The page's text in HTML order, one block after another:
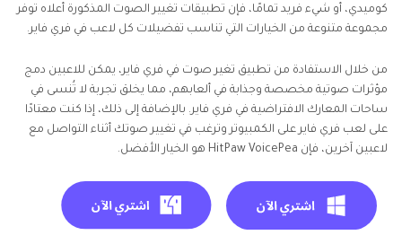
كوميدي، أو شيء فريد تمامًا، فإن تطبيقات تغيير الصوت المذكورة أعلاه توفر
مجموعة متنوعة من الخيارات التي تناسب تفضيلات كل لاعب في فري فاير.
من خلال الاستفادة من تطبيق تغير صوت في فري فاير، يمكن للاعبين دمج
مؤثرات صوتية مخصصة وجذابة في ألعابهم، مما يخلق تجربة لا تُنسى في
ساحات المعارك الافتراضية في فري فاير. بالإضافة إلى ذلك، إذا كنت معتادًا
على لعب فري فاير على الكمبيوتر وترغب في تغيير صوتك أثناء التواصل مع
لاعبين آخرين، فإن HitPaw VoicePea هو الخيار الأفضل.